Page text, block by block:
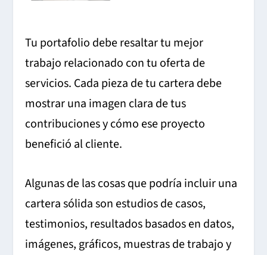
Tu portafolio debe resaltar tu mejor
trabajo relacionado con tu oferta de
servicios. Cada pieza de tu cartera debe
mostrar una imagen clara de tus
contribuciones y cómo ese proyecto
benefició al cliente.
Algunas de las cosas que podría incluir una
cartera sólida son estudios de casos,
testimonios, resultados basados ​​en datos,
imágenes, gráficos, muestras de trabajo y